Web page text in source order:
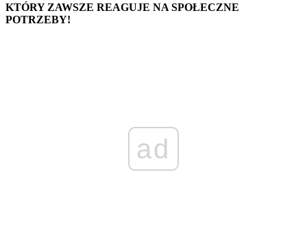
KTÓRY ZAWSZE REAGUJE NA SPOŁECZNE
POTRZEBY!
ad